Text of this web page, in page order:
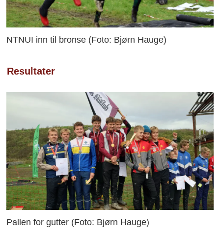
NTNUI inn til bronse (Foto: Bjørn Hauge)
Resultater
Pallen for gutter (Foto: Bjørn Hauge)